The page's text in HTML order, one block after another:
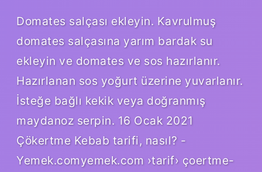
Domates salçası ekleyin. Kavrulmuş
domates salçasına yarım bardak su
ekleyin ve domates ve sos hazırlanır.
Hazırlanan sos yoğurt üzerine yuvarlanır.
İsteğe bağlı kekik veya doğranmış
maydanoz serpin. 16 Ocak 2021
Çökertme Kebab tarifi, nasıl? -
Yemek.comyemek.com ›tarif› çoertme-